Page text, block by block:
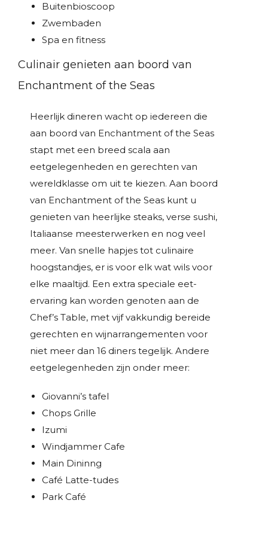
Buitenbioscoop
Zwembaden
Spa en fitness
Culinair genieten aan boord van
Enchantment of the Seas
Heerlijk dineren wacht op iedereen die
aan boord van Enchantment of the Seas
stapt met een breed scala aan
eetgelegenheden en gerechten van
wereldklasse om uit te kiezen. Aan boord
van Enchantment of the Seas kunt u
genieten van heerlijke steaks, verse sushi,
Italiaanse meesterwerken en nog veel
meer. Van snelle hapjes tot culinaire
hoogstandjes, er is voor elk wat wils voor
elke maaltijd. Een extra speciale eet-
ervaring kan worden genoten aan de
Chef’s Table, met vijf vakkundig bereide
gerechten en wijnarrangementen voor
niet meer dan 16 diners tegelijk. Andere
eetgelegenheden zijn onder meer:
Giovanni’s tafel
Chops Grille
Izumi
Windjammer Cafe
Main Dininng
Café Latte-tudes
Park Café